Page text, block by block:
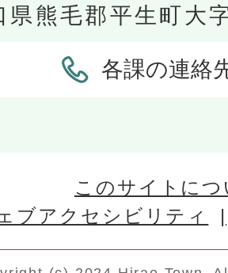
県熊毛郡平生町大
各課の連絡
このサイトに
ブアクセシビリティ